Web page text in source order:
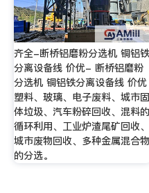
齐全-断桥铝磨粉分选机 铜铝铁
分离设备线 价优- 断桥铝磨粉
分选机 铜铝铁分离设备线 价优
塑料、玻璃、电子废料、城市固
体垃圾、汽车粉碎回收、混料的
循环利用、工业炉渣尾矿回收、
城市废物回收、多种金属混合物
的分选。